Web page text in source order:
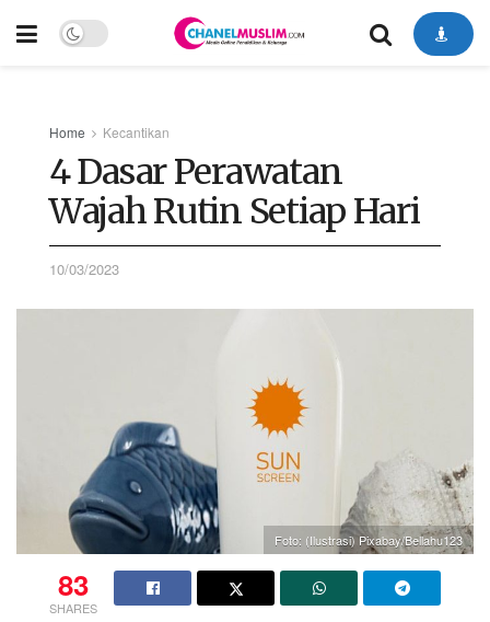
Home Kecantikan
4 Dasar Perawatan
Wajah Rutin Setiap Hari
10/03/2023
Foto: (Ilustrasi) Pixabay/Bellahu123
83
SHARES